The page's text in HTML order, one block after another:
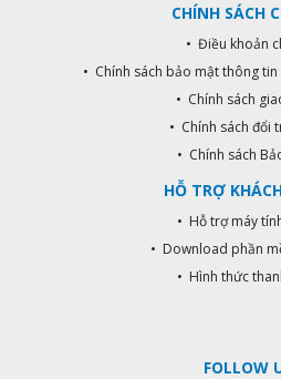
CHÍNH SÁCH
• Điều khoản
• Chính sách bảo mật thông
• Chính sách
• Chính sách đổi
• Chính sách
HỖ TRỢ
• Hỗ trợ máy
• Download phần
• Hình thức
FOLLOW